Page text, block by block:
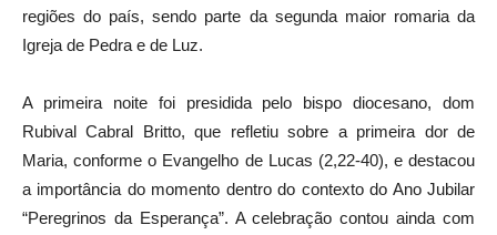
regiões do país, sendo parte da segunda maior romaria da
Igreja de Pedra e de Luz.
A primeira noite foi presidida pelo bispo diocesano, dom
Rubival Cabral Britto, que refletiu sobre a primeira dor de
Maria, conforme o Evangelho de Lucas (2,22-40), e destacou
a importância do momento dentro do contexto do Ano Jubilar
“Peregrinos da Esperança”. A celebração contou ainda com